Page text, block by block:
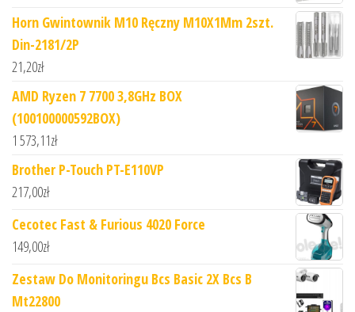
Horn Gwintownik M10 Ręczny M10X1Mm 2szt.
Din-2181/2P
21,20zł
AMD Ryzen 7 7700 3,8GHz BOX
(100100000592BOX)
1 573,11zł
Brother P-Touch PT-E110VP
217,00zł
Cecotec Fast & Furious 4020 Force
149,00zł
Zestaw Do Monitoringu Bcs Basic 2X Bcs B
Mt22800